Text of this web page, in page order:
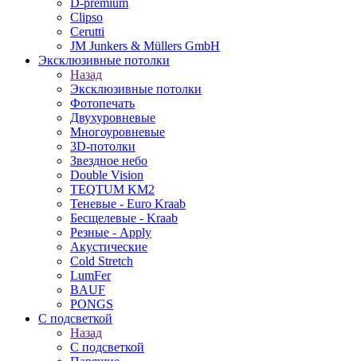
D-premium
Clipso
Cerutti
JM Junkers & Müllers GmbH
Эксклюзивные потолки
Назад
Эксклюзивные потолки
Фотопечать
Двухуровневые
Многоуровневые
3D-потолки
Звездное небо
Double Vision
TEQTUM KM2
Теневые - Euro Kraab
Бесщелевые - Kraab
Резные - Apply
Акустические
Cold Stretch
LumFer
BAUF
PONGS
С подсветкой
Назад
С подсветкой